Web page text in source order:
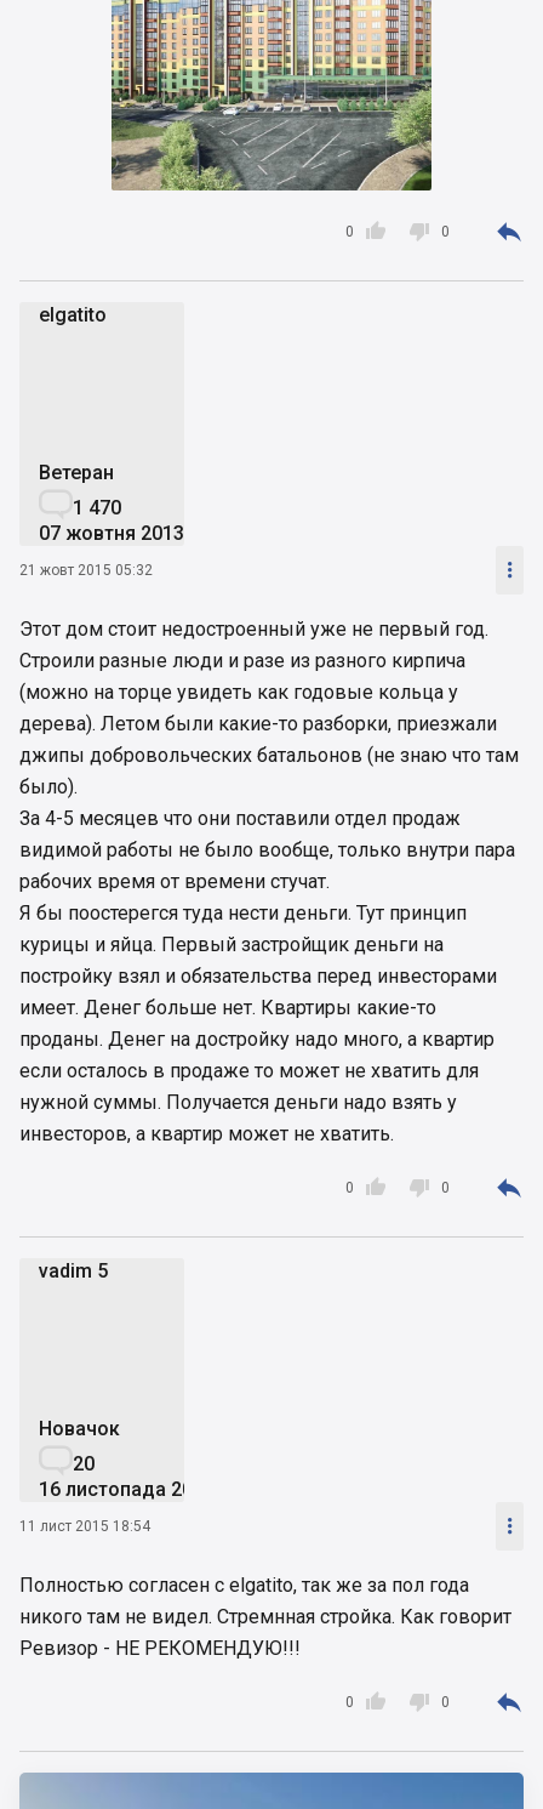

0  0 
elgatito
Ветеран
1 470
07 жовтня 2013
21 жовт 2015 05:32 
Этот дом стоит недостроенный уже не первый год.
Строили разные люди и разе из разного кирпича
(можно на торце увидеть как годовые кольца у
дерева). Летом были какие-то разборки, приезжали
джипы добровольческих батальонов (не знаю что там
было).
За 4-5 месяцев что они поставили отдел продаж
видимой работы не было вообще, только внутри пара
рабочих время от времени стучат.
Я бы поостерегся туда нести деньги. Тут принцип
курицы и яйца. Первый застройщик деньги на
постройку взял и обязательства перед инвесторами
имеет. Денег больше нет. Квартиры какие-то
проданы. Денег на достройку надо много, а квартир
если осталось в продаже то может не хватить для
нужной суммы. Получается деньги надо взять у
инвесторов, а квартир может не хватить.

0  0 
vadim 5
Новачок
20
16 листопада 2014
11 лист 2015 18:54 
Полностью согласен с elgatito, так же за пол года
никого там не видел. Стремнная стройка. Как говорит
Ревизор - НЕ РЕКОМЕНДУЮ!!!

0  0 